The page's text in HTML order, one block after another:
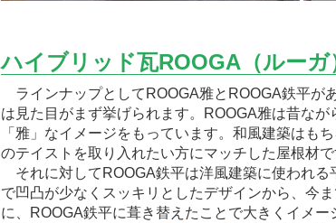
ハイブリッド瓦ROOGA（ルーガ
ラインナップとしてROOGA雅とROOGA鉄平が
は見た目がまず挙げられます。ROOGA雅は昔な
「雅」なイメージをもっています。和風建築はも
のテイストを取り入れたい方にマッチした屋根材で
それに対してROOGA鉄平は洋風建築に使われる
で凹凸が少なくスッキリとしたデザインから、今
に、ROOGA鉄平に葺き替えたことで大きくイメー